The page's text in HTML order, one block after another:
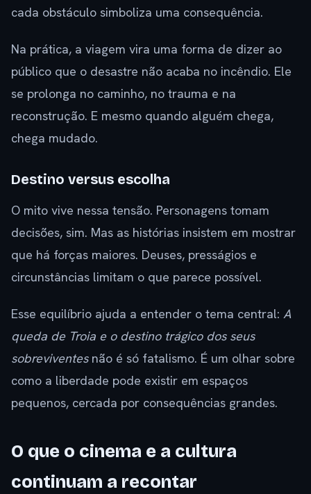
cada obstáculo simboliza uma consequência.
Na prática, a viagem vira uma forma de dizer ao
público que o desastre não acaba no incêndio. Ele
se prolonga no caminho, no trauma e na
reconstrução. E mesmo quando alguém chega,
chega mudado.
Destino versus escolha
O mito vive nessa tensão. Personagens tomam
decisões, sim. Mas as histórias insistem em mostrar
que há forças maiores. Deuses, presságios e
circunstâncias limitam o que parece possível.
Esse equilíbrio ajuda a entender o tema central: A
queda de Troia e o destino trágico dos seus
sobreviventesnão é só fatalismo. É um olhar sobre
como a liberdade pode existir em espaços
pequenos, cercada por consequências grandes.
O que o cinema e a cultura
continuam a recontar